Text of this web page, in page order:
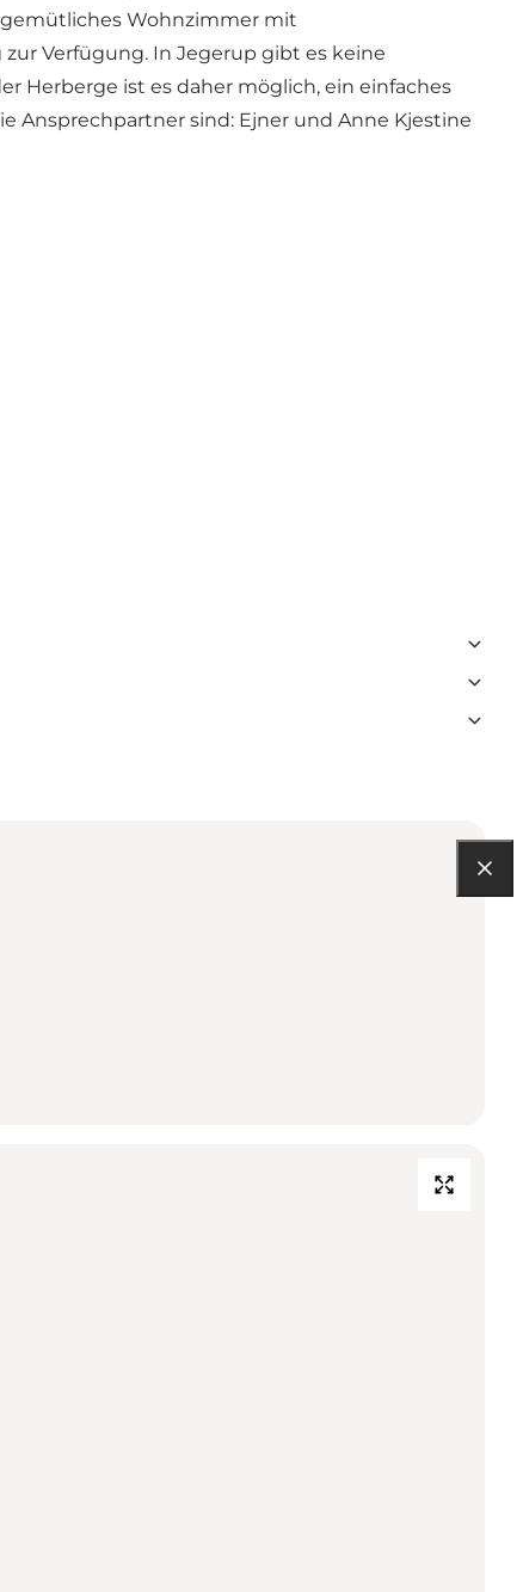
Wohnzimmer mit
Verfügung. In Jegerup gibt es keine
Herberge ist es daher möglich, ein einfaches
Ansprechpartner sind: Ejner und Anne Kjestine